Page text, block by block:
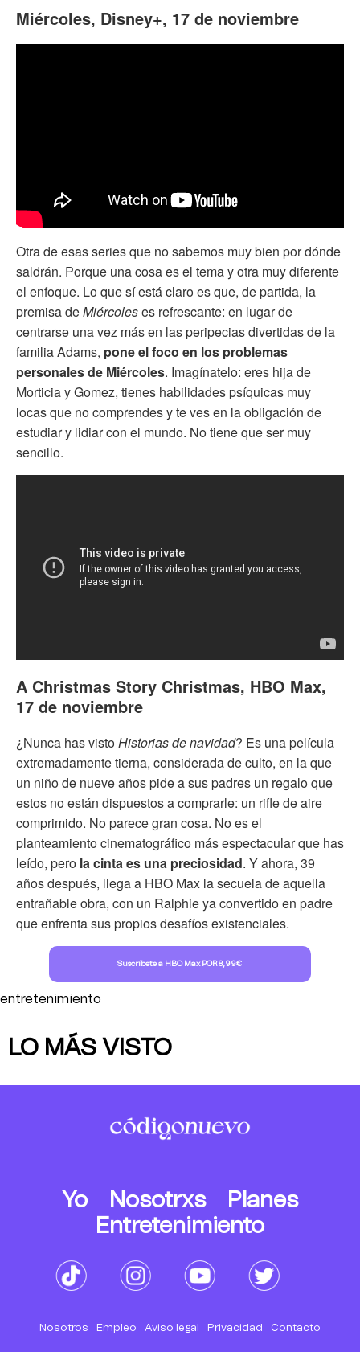
Miércoles, Disney+, 17 de noviembre
Otra de esas series que no sabemos muy bien por dónde
saldrán. Porque una cosa es el tema y otra muy diferente
el enfoque. Lo que sí está claro es que, de partida, la
premisa deMiércoleses refrescante: en lugar de
centrarse una vez más en las peripecias divertidas de la
familia Adams, pone el foco en los problemas
personales de Miércoles. Imagínatelo: eres hija de
Morticia y Gomez, tienes habilidades psíquicas muy
locas que no comprendes y te ves en la obligación de
estudiar y lidiar con el mundo. No tiene que ser muy
sencillo.
A Christmas Story Christmas, HBO Max,
17 de noviembre
¿Nunca has vistoHistorias de navidad? Es una película
extremadamente tierna, considerada de culto, en la que
un niño de nueve años pide a sus padres un regalo que
estos no están dispuestos a comprarle: un rifle de aire
comprimido. No parece gran cosa. No es el
planteamiento cinematográfico más espectacular que has
leído, pero la cinta es una preciosidad. Y ahora, 39
años después, llega a HBO Max la secuela de aquella
entrañable obra, con un Ralphie ya convertido en padre
que enfrenta sus propios desafíos existenciales.
Suscríbete a HBO Max POR 8,99€
entretenimiento
LO MÁS VISTO
Yo Nosotrxs
Planes
Entretenimiento
Nosotros Empleo Aviso legal Privacidad Contacto